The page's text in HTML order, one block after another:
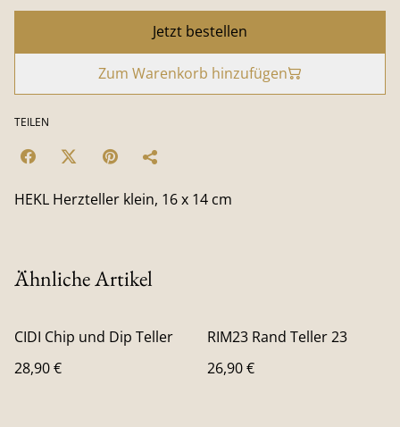
Jetzt bestellen
Zum Warenkorb hinzufügen
TEILEN
HEKL Herzteller klein, 16 x 14 cm
Ähnliche Artikel
CIDI Chip und Dip Teller
28,90 €
RIM23 Rand Teller 23
26,90 €